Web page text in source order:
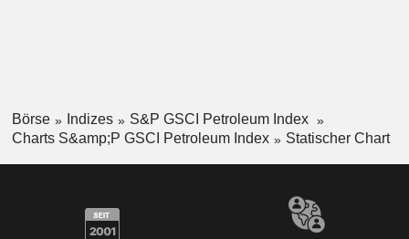
Börse Indizes
S&P GSCI Petroleum Index
Charts S&amp;P GSCI Petroleum Index
Statischer Chart